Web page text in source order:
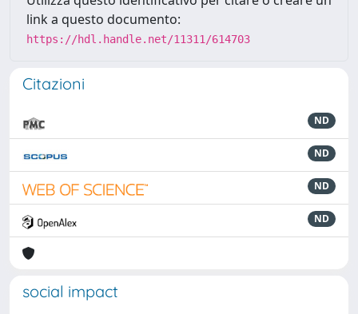
link a questo documento:
https://hdl.handle.net/11311/614703
Citazioni
ND
ND
ND
ND
social impact